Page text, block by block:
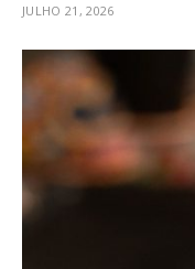
JULHO 21, 2026